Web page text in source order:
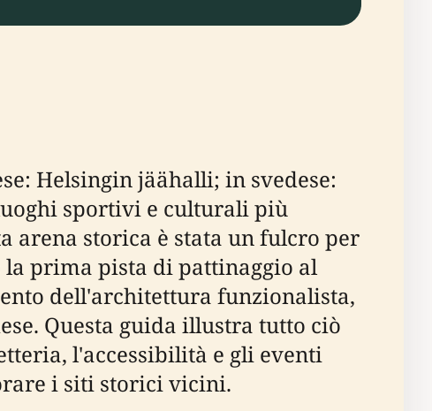
Helsingin jäähalli; in svedese:
sportivi e culturali più
arena storica è stata un fulcro per
la prima pista di pattinaggio al
dell'architettura funzionalista,
Questa guida illustra tutto ciò
l'accessibilità e gli eventi
i siti storici vicini.